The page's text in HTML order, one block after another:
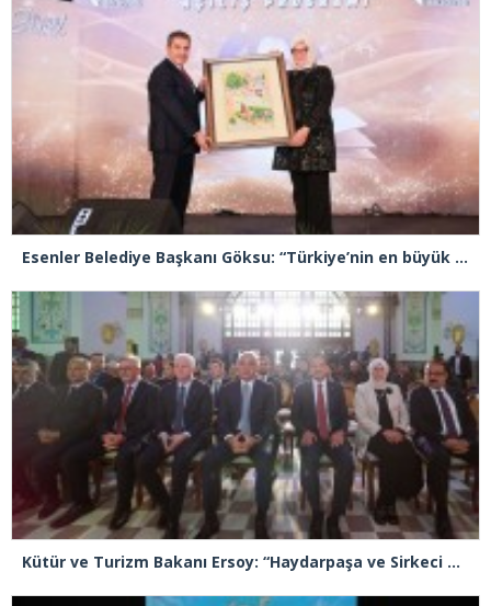
Esenler Belediye Başkanı Göksu: “Türkiye’nin en büyük kütüphanelerinden bir tanesine Cemil Meriç ismini vereceğiz”
Kütür ve Turizm Bakanı Ersoy: “Haydarpaşa ve Sirkeci Garı bizlere Sultan 2. Abdülhamid’in mirası ve emaneti”